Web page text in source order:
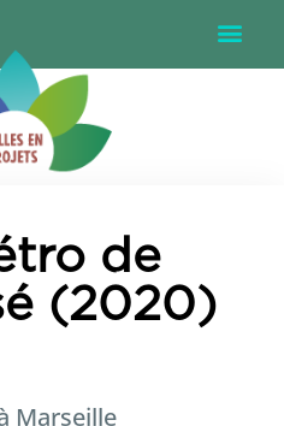
de
(2020)
Marseille